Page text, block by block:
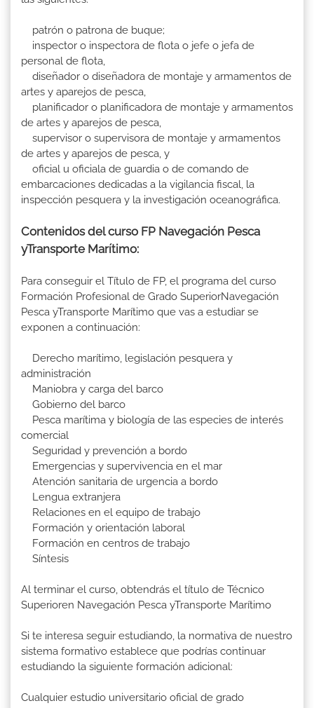
patrón o patrona de buque;
inspector o inspectora de flota o jefe o jefa de
personal de flota,
diseñador o diseñadora de montaje y armamentos de
artes y aparejos de pesca,
planificador o planificadora de montaje y armamentos
de artes y aparejos de pesca,
supervisor o supervisora de montaje y armamentos
de artes y aparejos de pesca, y
oficial u oficiala de guardia o de comando de
embarcaciones dedicadas a la vigilancia fiscal, la
inspección pesquera y la investigación oceanográfica.
Contenidos del curso FP Navegación Pesca
yTransporte Marítimo:
Para conseguir el Título de FP, el programa del curso
Formación Profesional de Grado SuperiorNavegación
Pesca yTransporte Marítimo que vas a estudiar se
exponen a continuación:
Derecho marítimo, legislación pesquera y
administración
Maniobra y carga del barco
Gobierno del barco
Pesca marítima y biología de las especies de interés
comercial
Seguridad y prevención a bordo
Emergencias y supervivencia en el mar
Atención sanitaria de urgencia a bordo
Lengua extranjera
Relaciones en el equipo de trabajo
Formación y orientación laboral
Formación en centros de trabajo
Síntesis
Al terminar el curso, obtendrás el título de Técnico
Superioren Navegación Pesca yTransporte Marítimo
Si te interesa seguir estudiando, la normativa de nuestro
sistema formativo establece que podrías continuar
estudiando la siguiente formación adicional:
Cualquier estudio universitario oficial de grado